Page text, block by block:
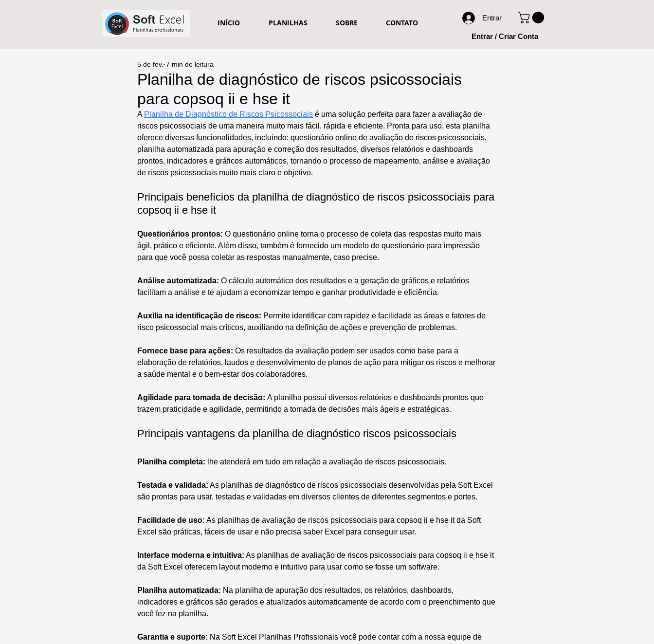
INÍCIO PLANILHAS SOBRE CONTATO
Entrar
Entrar / Criar Conta
Planilha de diagnóstico de riscos psicossociais
para copsoq ii e hse it
5 de fev. 7 min de leitura
A Planilha de Diagnóstico de Riscos Psicossociais é uma solução perfeita para fazer a avaliação de
riscos psicossociais de uma maneira muito mais fácil, rápida e eficiente. Pronta para uso, esta planilha
oferece diversas funcionalidades, incluindo: questionário online de avaliação de riscos psicossociais,
planilha automatizada para apuração e correção dos resultados, diversos relatórios e dashboards
prontos, indicadores e gráficos automáticos, tornando o processo de mapeamento, análise e avaliação
de riscos psicossociais muito mais claro e objetivo.
Principais benefícios da planilha de diagnóstico de riscos psicossociais para
copsoq ii e hse it
Questionários prontos: O questionário online torna o processo de coleta das respostas muito mais
ágil, prático e eficiente. Além disso, também é fornecido um modelo de questionário para impressão
para que você possa coletar as respostas manualmente, caso precise.
Análise automatizada: O cálculo automático dos resultados e a geração de gráficos e relatórios
facilitam a análise e te ajudam a economizar tempo e ganhar produtividade e eficiência.
Auxilia na identificação de riscos: Permite identificar com rapidez e facilidade as áreas e fatores de
risco psicossocial mais críticos, auxiliando na definição de ações e prevenção de problemas.
Fornece base para ações: Os resultados da avaliação podem ser usados como base para a
elaboração de relatórios, laudos e desenvolvimento de planos de ação para mitigar os riscos e melhorar
a saúde mental e o bem-estar dos colaboradores.
Agilidade para tomada de decisão: A planilha possui diversos relatórios e dashboards prontos que
trazem praticidade e agilidade, permitindo a tomada de decisões mais ágeis e estratégicas.
Principais vantagens da planilha de diagnóstico riscos psicossociais
Planilha completa: lhe atenderá em tudo em relação a avaliação de riscos psicossociais.
Testada e validada: As planilhas de diagnóstico de riscos psicossociais desenvolvidas pela Soft Excel
são prontas para usar, testadas e validadas em diversos clientes de diferentes segmentos e portes.
Facilidade de uso: As planilhas de avaliação de riscos psicossociais para copsoq ii e hse it da Soft
Excel são práticas, fáceis de usar e não precisa saber Excel para conseguir usar.
Interface moderna e intuitiva: As planilhas de avaliação de riscos psicossociais para copsoq ii e hse it
da Soft Excel oferecem layout moderno e intuitivo para usar como se fosse um software.
Planilha automatizada: Na planilha de apuração dos resultados, os relatórios, dashboards,
indicadores e gráficos são gerados e atualizados automaticamente de acordo com o preenchimento que
você fez na planilha.
Garantia e suporte: Na Soft Excel Planilhas Profissionais você pode contar com a nossa equipe de